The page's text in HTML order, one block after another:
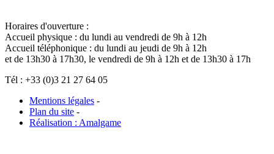
Horaires d'ouverture :
Accueil physique : du lundi au vendredi de 9h à 12h
Accueil téléphonique : du lundi au jeudi de 9h à 12h
et de 13h30 à 17h30, le vendredi de 9h à 12h et de 13h30 à 17h
Tél : +33 (0)3 21 27 64 05
Mentions légales -
Plan du site -
Réalisation : Amalgame